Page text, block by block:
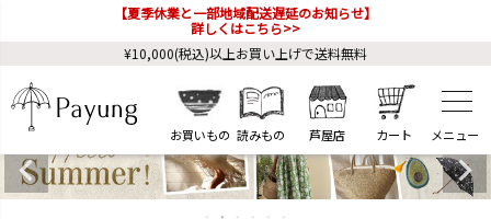
【夏季休業と一部地域配送遅延のお知らせ】
詳しくはこちら>>
¥10,000(税込)以上お買い上げで送料無料
お買いもの 読みもの 芦屋店 カート